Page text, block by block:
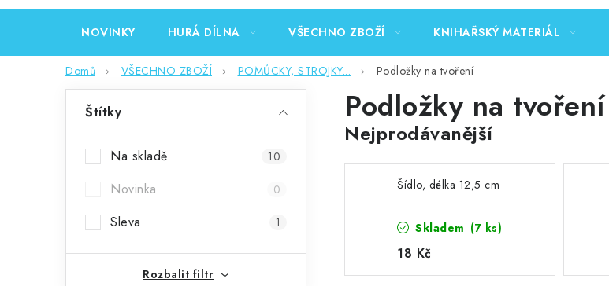
NOVINKY HURÁ DÍLNA VŠECHNO ZBOŽÍ KNIHAŘSKÝ MATERIÁL
Domů VŠECHNO ZBOŽÍ POMŮCKY, STROJKY... Podložky na tvoření
a
Štítky
Na skladě 10
Novinka 0
Sleva 1
Rozbalit filtr
Podložky na tvoření
Nejprodávanější
Šídlo, délka 12,5 cm
Skladem (7 ks)
18 Kč